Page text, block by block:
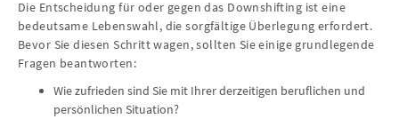
Die Entscheidung für oder gegen das Downshifting ist eine
bedeutsame Lebenswahl, die sorgfältige Überlegung erfordert.
Bevor Sie diesen Schritt wagen, sollten Sie einige grundlegende
Fragen beantworten:
Wie zufrieden sind Sie mit Ihrer derzeitigen beruflichen und
persönlichen Situation?